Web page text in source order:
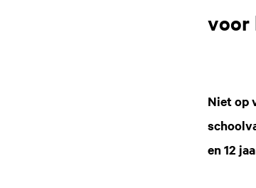
voor
Niet op
en 12